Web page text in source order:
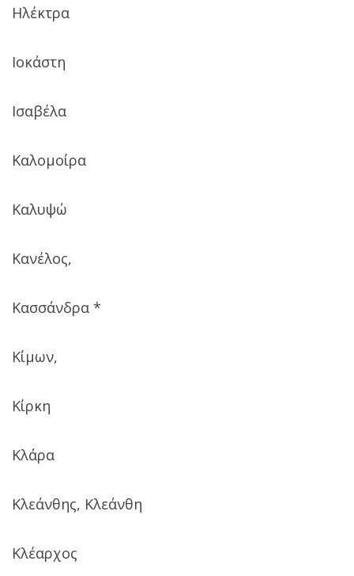
Ηλέκτρα
Ιοκάστη
Ισαβέλα
Καλομοίρα
Καλυψώ
Κανέλος,
Κασσάνδρα *
Κίμων,
Κίρκη
Κλάρα
Κλεάνθης, Κλεάνθη
Κλέαρχος